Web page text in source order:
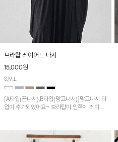
브라탑 레이어드 나시
15,000원
S,M,L
[A타입(끈나시),B타입(망고나시)]망고나시 타
입이 추가되었어요~ 브라탑이 안쪽에 레이어